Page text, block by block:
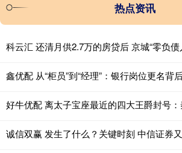
热点资讯
科云汇 还清月供2.7万的房贷后 京城“零负债
诚信双赢 发生了什么？关键时刻 中信证券